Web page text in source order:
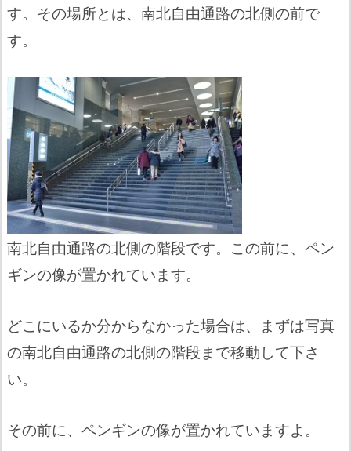
す。その場所とは、南北自由通路の北側の前で
す。
南北自由通路の北側の階段です。この前に、ペン
ギンの像が置かれています。
どこにいるか分からなかった場合は、まずは写真
の南北自由通路の北側の階段まで移動して下さ
い。
その前に、ペンギンの像が置かれていますよ。